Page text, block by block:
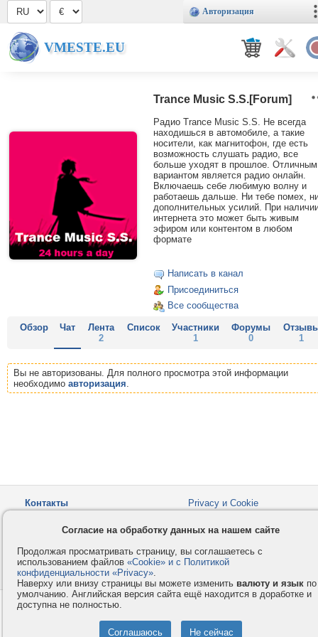
Авторизация
VMESTE.EU
Trance Music S.S.[Forum]
Радио Trance Music S.S. Не всегда
находишься в автомобиле, а такие
носители, как магнитофон, где есть
возможность слушать радио, все
больше уходят в прошлое. Отличным
вариантом является радио онлайн.
Включаешь себе любимую волну и
работаешь дальше. Ни тебе помех,
дополнительных усилий. При
интернета это может быть живым
эфиром или контентом в любом
формате
Написать в канал
Присоединиться
Все сообщества
Обзор Чат
Лента
2
Список
Участники
1
Форумы
0
1
Вы не авторизованы. Для полного просмотра этой информации
необходимо авторизация.
Контакты
Privacy и Cookie
Как оплатить
Форумы
© 2008-2026VMESTE.EU
Согласие на обработку данных на нашем сайте
Продолжая просматривать страницу, вы соглашаетесь с
использованием файлов «Cookie» и с Политикой
конфиденциальности «Privacy».
Наверху или внизу страницы вы можете изменить валюту и язык по
умолчанию. Английская версия сайта ещё находится в доработке и
доступна не полностью.